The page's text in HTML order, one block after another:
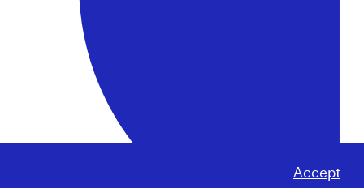
Accept